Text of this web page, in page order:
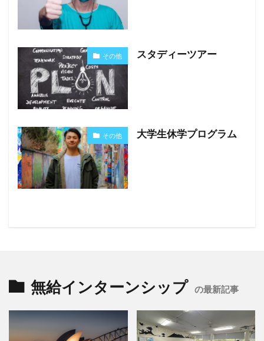
その他 スタディーツアー
その他 大学生休学プログラム
無給インターンシップ の最新記事